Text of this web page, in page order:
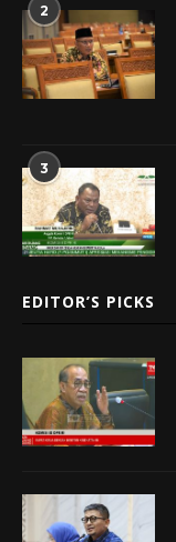
2
3
EDITOR’S PICKS